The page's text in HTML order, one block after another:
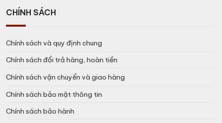
CHÍNH SÁCH
Chính sách và quy định chung
Chính sách đổi trả hàng, hoàn tiền
Chính sách vận chuyển và giao hàng
Chính sách bảo mật thông tin
Chính sách bảo hành